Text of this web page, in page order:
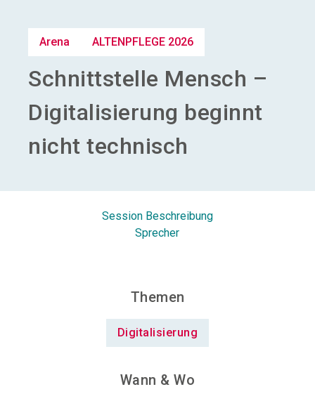
Arena ALTENPFLEGE 2026
Schnittstelle Mensch –
Digitalisierung beginnt
nicht technisch
Session Beschreibung
Sprecher
Themen
Digitalisierung
Wann & Wo